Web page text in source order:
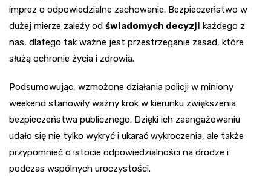
imprez o odpowiedzialne zachowanie. Bezpieczeństwo w
dużej mierze zależy od świadomych decyzji każdego z
nas, dlatego tak ważne jest przestrzeganie zasad, które
służą ochronie życia i zdrowia.
Podsumowując, wzmożone działania policji w miniony
weekend stanowiły ważny krok w kierunku zwiększenia
bezpieczeństwa publicznego. Dzięki ich zaangażowaniu
udało się nie tylko wykryć i ukarać wykroczenia, ale także
przypomnieć o istocie odpowiedzialności na drodze i
podczas wspólnych uroczystości.